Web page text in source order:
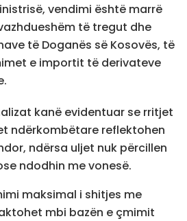
vendimi është marrë
të tregut dhe
të Doganës së Kosovës, të
e importit të derivateve
kanë evidentuar se rritjet
ndërkombëtare reflektohen
ndërsa uljet nuk përcillen
ndodhin me vonesë.
maksimal i shitjes me
mbi bazën e çmimit